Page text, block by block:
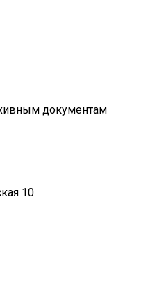
документам
10